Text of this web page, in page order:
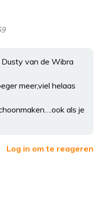
van de Wibra
meer,viel helaas
als je
Log in om te reageren